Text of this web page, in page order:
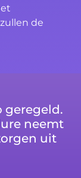
de
geregeld.
neemt
uit